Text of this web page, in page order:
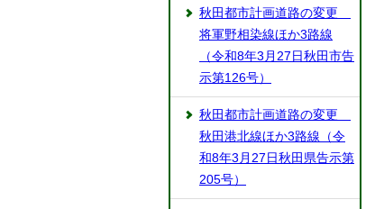
秋田都市計画道路の変更
将軍野相染線ほか3路線
（令和8年3月27日秋田市告
示第126号）
秋田都市計画道路の変更
秋田港北線ほか3路線（令
和8年3月27日秋田県告示第
205号）